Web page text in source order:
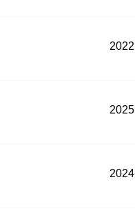
2022
2025
2024